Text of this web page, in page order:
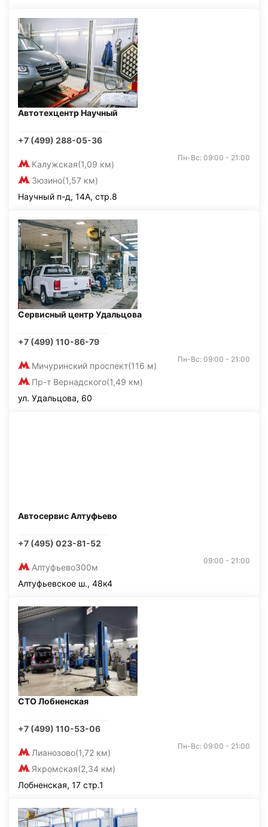
Автотехцентр Научный
+7 (499) 288-05-36
Калужская(1,09 км)
Зюзино(1,57 км)
Пн-Вс: 09:00 - 21:00
Научный п-д, 14А, стр.8
Сервисный центр Удальцова
+7 (499) 110-86-79
Мичуринский проспект(116 м)
Пр-т Вернадского(1,49 км)
Пн-Вс: 09:00 - 21:00
ул. Удальцова, 60
Автосервис Алтуфьево
+7 (495) 023-81-52
Алтуфьево300м
09:00 - 21:00
Алтуфьевское ш., 48к4
СТО Лобненская
+7 (499) 110-53-06
Лианозово(1,72 км)
Яхромская(2,34 км)
Пн-Вс: 09:00 - 21:00
Лобненская, 17 стр.1